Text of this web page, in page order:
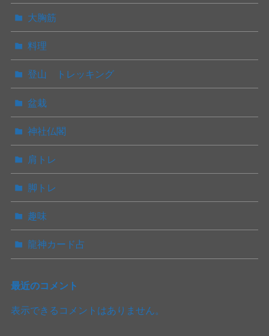
大胸筋
料理
登山 トレッキング
盆栽
神社仏閣
肩トレ
脚トレ
趣味
龍神カード占
最近のコメント
表示できるコメントはありません。